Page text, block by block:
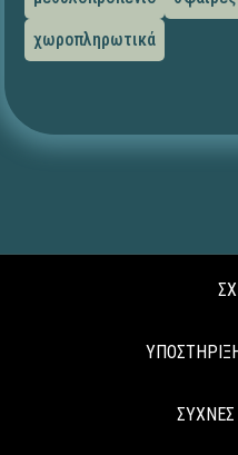
χωροπληρωτικά
ΣΥΧΝΕΣ